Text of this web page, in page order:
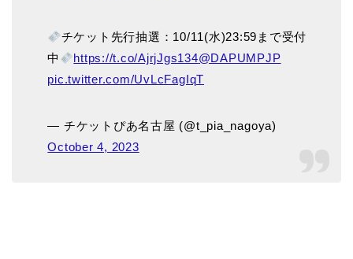
チケット先行抽選：10/11(水)23:59まで受付
中
https://t.co/AjrjJgs134@DAPUMPJP
pic.twitter.com/UvLcFagIqT
— チケットぴあ名古屋 (@t_pia_nagoya)
October 4, 2023